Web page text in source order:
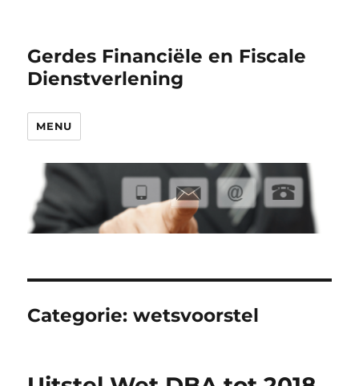
Gerdes Financiële en Fiscale
Dienstverlening
MENU
Categorie:wetsvoorstel